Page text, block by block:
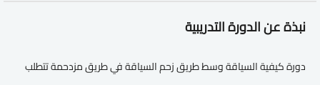
نبذة عن الدورة التدريبية
دورة كيفية السياقة وسط طريق زحم السياقة في طريق مزدحمة تتطلب